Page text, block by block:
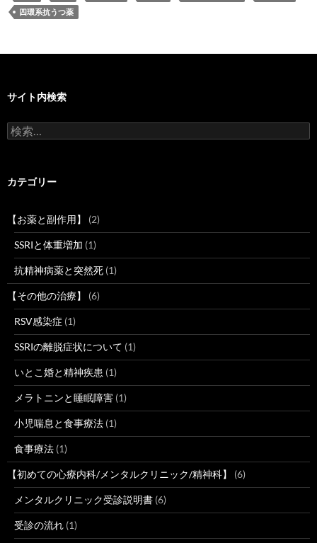
四環系抗うつ薬
サイト内検索
検
索:
カテゴリー
【お薬と副作用】 (2)
SSRIと体重増加 (1)
抗精神病薬と突然死 (1)
【その他の治療】 (6)
RSV感染症 (1)
SSRIの離脱症状について (1)
いとこ婚と精神疾患 (1)
メラトニンと睡眠障害 (1)
小児喘息と食事療法 (1)
食事療法 (1)
【初めての心療内科/メンタルクリニック/精神科】 (6)
メンタルクリニック受診説明書 (6)
受診の流れ (1)